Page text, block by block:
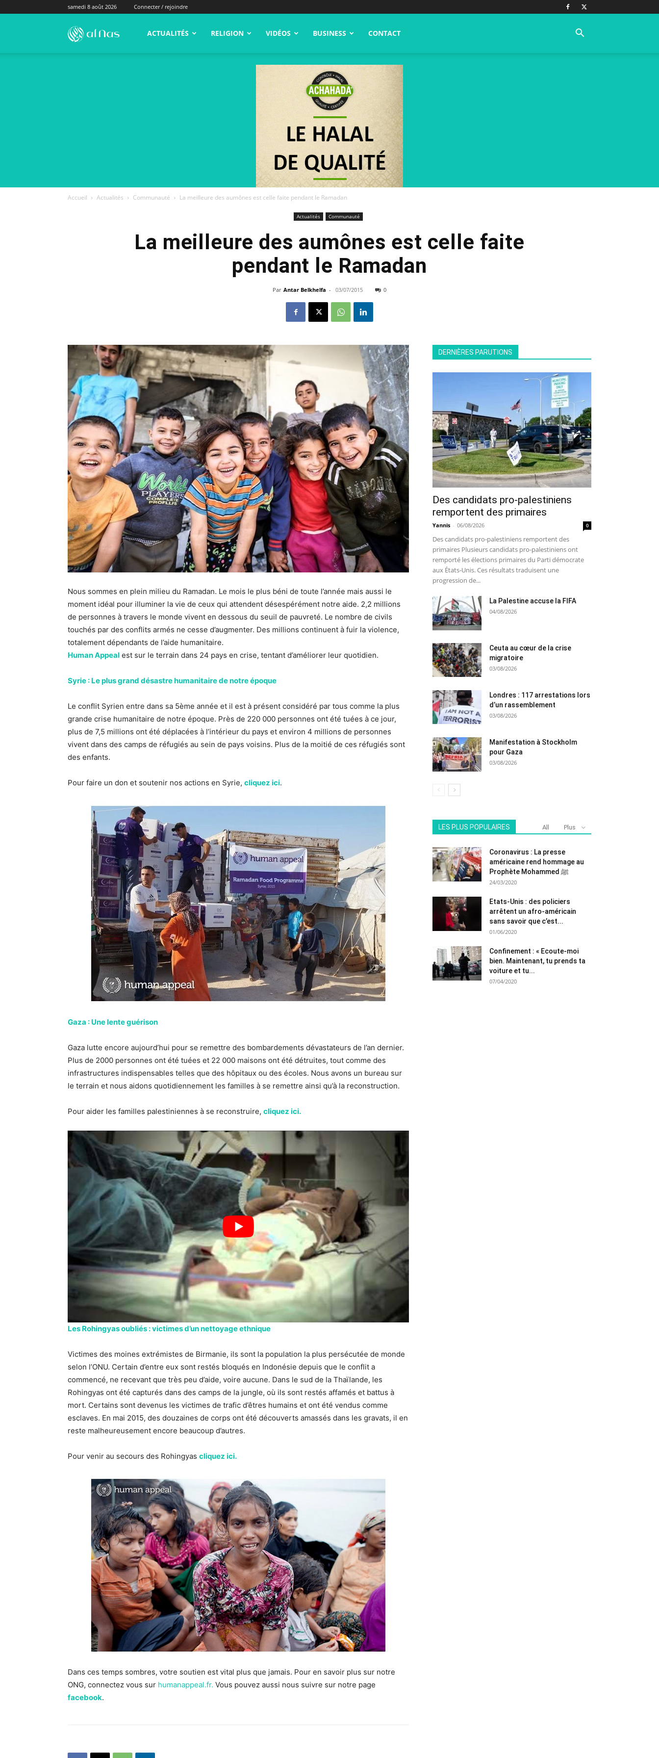
samedi 8 août 2026 Connecter / rejoindre
alNas.fr ACTUALITÉS RELIGION VIDÉOS BUSINESS CONTACT
Accueil Actualités Communauté La meilleure des aumônes est celle faite pendant le Ramadan
Actualités Communauté
La meilleure des aumônes est celle faite
pendant le Ramadan
Par Antar Belkhelfa - 03/07/2015 0
Nous sommes en plein milieu du Ramadan. Le mois le plus béni de toute l’année mais aussi le
moment idéal pour illuminer la vie de ceux qui attendent désespérément notre aide. 2,2 millions
de personnes à travers le monde vivent en dessous du seuil de pauvreté. Le nombre de civils
touchés par des conflits armés ne cesse d’augmenter. Des millions continuent à fuir la violence,
totalement dépendants de l’aide humanitaire.
Human Appeal est sur le terrain dans 24 pays en crise, tentant d’améliorer leur quotidien.
Syrie : Le plus grand désastre humanitaire de notre époque
Le conflit Syrien entre dans sa 5ème année et il est à présent considéré par tous comme la plus
grande crise humanitaire de notre époque. Près de 220 000 personnes ont été tuées à ce jour,
plus de 7,5 millions ont été déplacées à l’intérieur du pays et environ 4 millions de personnes
vivent dans des camps de réfugiés au sein de pays voisins. Plus de la moitié de ces réfugiés sont
des enfants.
Pour faire un don et soutenir nos actions en Syrie, cliquez ici.
Gaza : Une lente guérison
Gaza lutte encore aujourd’hui pour se remettre des bombardements dévastateurs de l’an dernier.
Plus de 2000 personnes ont été tuées et 22 000 maisons ont été détruites, tout comme des
infrastructures indispensables telles que des hôpitaux ou des écoles. Nous avons un bureau sur
le terrain et nous aidons quotidiennement les familles à se remettre ainsi qu’à la reconstruction.
Pour aider les familles palestiniennes à se reconstruire, cliquez ici.
Les Rohingyas oubliés : victimes d’un nettoyage ethnique
Victimes des moines extrémistes de Birmanie, ils sont la population la plus persécutée de monde
selon l’ONU. Certain d’entre eux sont restés bloqués en Indonésie depuis que le conflit a
commencé, ne recevant que très peu d’aide, voire aucune. Dans le sud de la Thaïlande, les
Rohingyas ont été capturés dans des camps de la jungle, où ils sont restés affamés et battus à
mort. Certains sont devenus les victimes de trafic d’êtres humains et ont été vendus comme
esclaves. En mai 2015, des douzaines de corps ont été découverts amassés dans les gravats, il en
reste malheureusement encore beaucoup d’autres.
Pour venir au secours des Rohingyas cliquez ici.
Dans ces temps sombres, votre soutien est vital plus que jamais. Pour en savoir plus sur notre
ONG, connectez vous sur humanappeal.fr. Vous pouvez aussi nous suivre sur notre page
facebook.
DERNIÈRES PARUTIONS
Des candidats pro-palestiniens
remportent des primaires
Yannis - 06/08/2026 0
Des candidats pro-palestiniens remportent des
primaires Plusieurs candidats pro-palestiniens ont
remporté les élections primaires du Parti démocrate
aux États-Unis. Ces résultats traduisent une
progression de...
La Palestine accuse la FIFA
04/08/2026
Ceuta au cœur de la crise
migratoire
03/08/2026
Londres : 117 arrestations lors
d’un rassemblement
03/08/2026
Manifestation à Stockholm
pour Gaza
03/08/2026
LES PLUS POPULAIRES All Plus
Coronavirus : La presse
américaine rend hommage au
Prophète Mohammed ﷺ
24/03/2020
Etats-Unis : des policiers
arrêtent un afro-américain
sans savoir que c’est...
01/06/2020
Confinement : « Ecoute-moi
bien. Maintenant, tu prends ta
voiture et tu...
07/04/2020